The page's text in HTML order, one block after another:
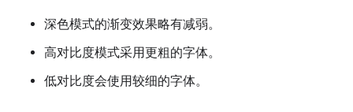
深色模式的渐变效果略有减弱。
高对比度模式采用更粗的字体。
低对比度会使用较细的字体。